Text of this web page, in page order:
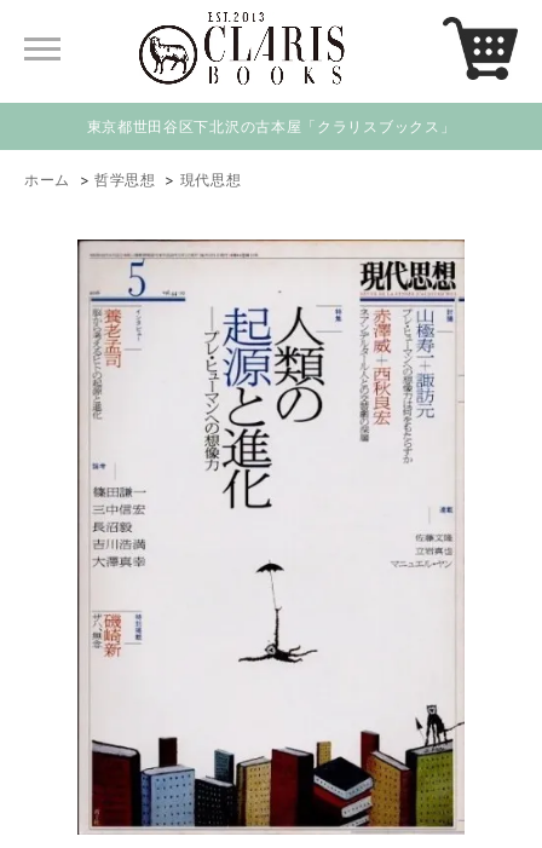
東京都世田谷区下北沢の古本屋「クラリスブックス」
ホーム > 哲学思想 > 現代思想